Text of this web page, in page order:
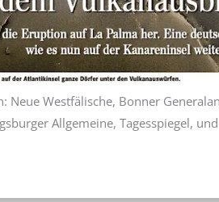
Neue Westfälische, Bonner
Allgemeine, Tagesspiegel,